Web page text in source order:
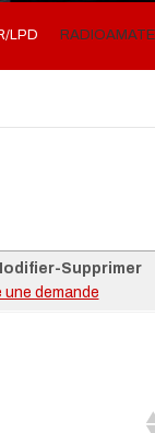
LPD
Supprimer
une demande